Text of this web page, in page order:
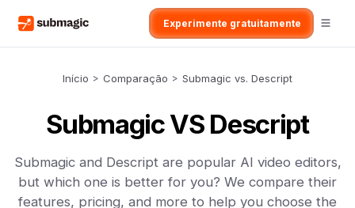
Experimente gratuitamente
Início > Comparação > Submagic vs. Descript
Submagic VS Descript
Submagic and Descript are popular AI video editors,
but which one is better for you? We compare their
features, pricing, and more to help you choose the